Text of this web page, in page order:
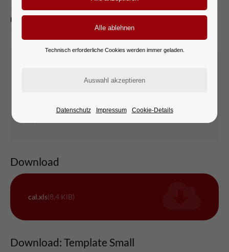
prochure.zip
Download
cal.xls(8,4 KiB)
Download: Template Small
Technisch erforderliche Cookies werden immer geladen.
Datenschutz Impressum Cookie-Details